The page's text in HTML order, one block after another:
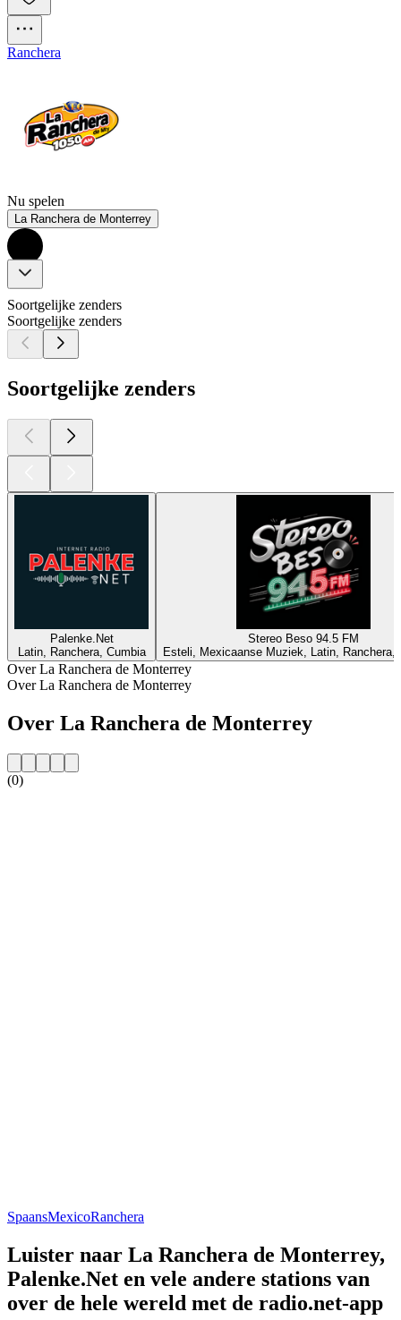
Ranchera
Nu spelen
La Ranchera de Monterrey
Soortgelijke zenders
Soortgelijke zenders
Soortgelijke zenders
Palenke.Net
Latin, Ranchera, Cumbia
Stereo Beso 94.5 FM
Esteli, Mexicaanse Muziek, Latin, Ranchera,
Over La Ranchera de Monterrey
Over La Ranchera de Monterrey
Over La Ranchera de Monterrey
(0)
SpaansMexicoRanchera
Luister naar La Ranchera de Monterrey,
Palenke.Net en vele andere stations van
over de hele wereld met de radio.net-app